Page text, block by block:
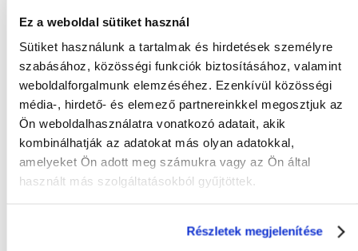
Ez a weboldal sütiket használ
Sütiket használunk a tartalmak és hirdetések személyre
szabásához, közösségi funkciók biztosításához, valamint
weboldalforgalmunk elemzéséhez. Ezenkívül közösségi
média-, hirdető- és elemező partnereinkkel megosztjuk az
Ön weboldalhasználatra vonatkozó adatait, akik
kombinálhatják az adatokat más olyan adatokkal,
amelyeket Ön adott meg számukra vagy az Ön által
használt más szolgáltatásokból gyűjtöttek.
Részletek megjelenítése
Néhány nap múlva a fűnek kb. 5 cm magasnak kell lennie, és készen áll
öntözze meg újra (kb. 150 ml vízzel).
KÉRDEZZ TŐLÜNK!
Gyakori Kérdések (GYIK)